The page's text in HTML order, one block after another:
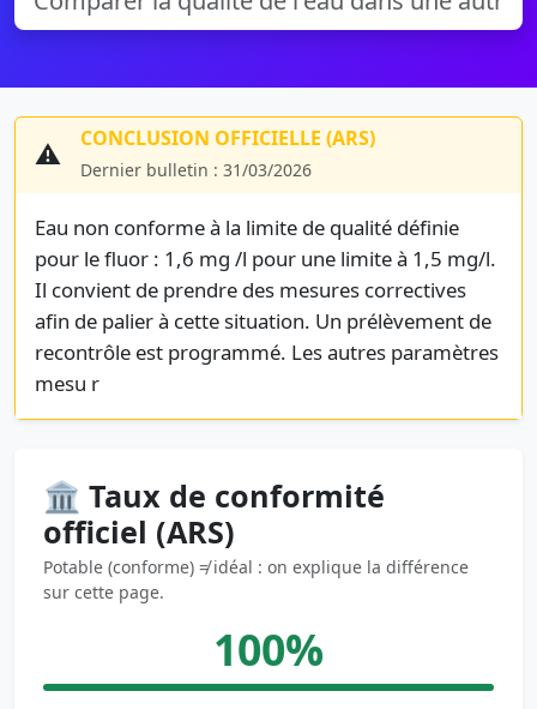
⚠️ CONCLUSION OFFICIELLE (ARS)
Dernier bulletin : 31/03/2026
Eau non conforme à la limite de qualité définie
pour le fluor : 1,6 mg /l pour une limite à 1,5 mg/l.
Il convient de prendre des mesures correctives
afin de palier à cette situation. Un prélèvement de
recontrôle est programmé. Les autres paramètres
mesu r
🏛️ Taux de conformité
officiel (ARS)
Potable (conforme) ≠ idéal : on explique la différence
sur cette page.
100%